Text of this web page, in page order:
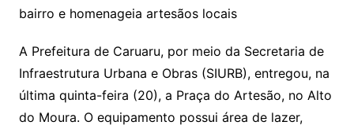
bairro e homenageia artesãos locais
A Prefeitura de Caruaru, por meio da Secretaria de
Infraestrutura Urbana e Obras (SIURB), entregou, na
última quinta-feira (20), a Praça do Artesão, no Alto
do Moura. O equipamento possui área de lazer,